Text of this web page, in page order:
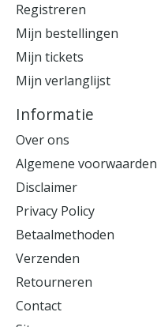
Registreren
Mijn bestellingen
Mijn tickets
Mijn verlanglijst
Informatie
Over ons
Algemene voorwaarden
Disclaimer
Privacy Policy
Betaalmethoden
Verzenden
Retourneren
Contact